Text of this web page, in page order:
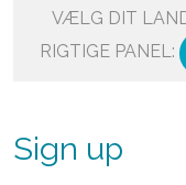
VÆLG DIT
RIGTIGE PANEL:
Sign up